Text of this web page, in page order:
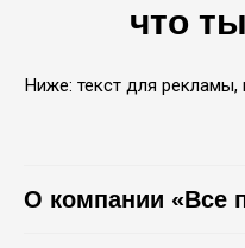
что
Ниже: текст для рекламы,
О компании «Все